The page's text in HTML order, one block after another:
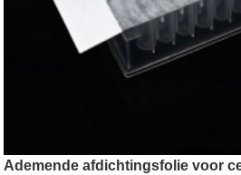
Ademende afdichtingsfolie voor